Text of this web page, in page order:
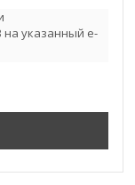
на указанный e-